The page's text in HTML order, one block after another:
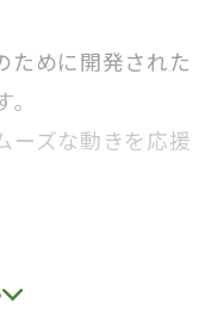
ために開発された
ーズな動きを応援